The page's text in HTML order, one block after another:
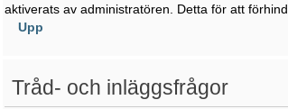
aktiverats av administratören. Detta för att
Upp
Tråd- och inläggsfrågor